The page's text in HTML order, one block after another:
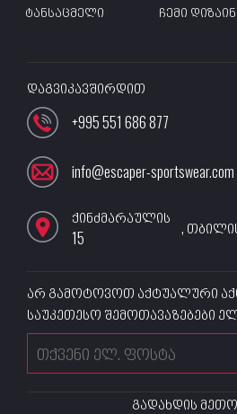
ტანსაცმელი
ჩემი
დაგვიკავშირდით
+995 551 686 877
info@escaper-sportswear.com
ქინძმარაულის
15
,
არ გამოტოვოთ აქტუალური
საუკეთესო შემოთავაზებები
გადახდის